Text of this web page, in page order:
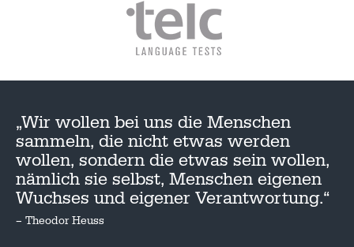
„Wir wollen bei uns die Menschen
sammeln, die nicht etwas werden
wollen, sondern die etwas sein wollen,
nämlich sie selbst, Menschen eigenen
Wuchses und eigener Verantwortung.“
– Theodor Heuss